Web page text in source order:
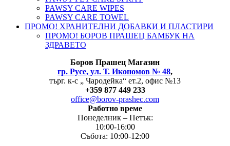
PAWSY CARE WIPES
PAWSY CARE TOWEL
ПРОМО! ХРАНИТЕЛНИ ДОБАВКИ И ПЛАСТИРИ
ПРОМО! БОРОВ ПРАШЕЦ БАМБУК НА
ЗДРАВЕТО
Боров Прашец Магазин
гр. Русе, ул. Т. Икономов № 48,
търг. к-с „ Чародейка“ ет.2, офис №13
+359 877 449 233
office@borov-prashec.com
Работно време
Понеделник – Петък:
10:00-16:00
Събота: 10:00-12:00